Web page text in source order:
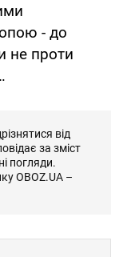
- до
не проти
від
за зміст
погляди.
OBOZ.UA –